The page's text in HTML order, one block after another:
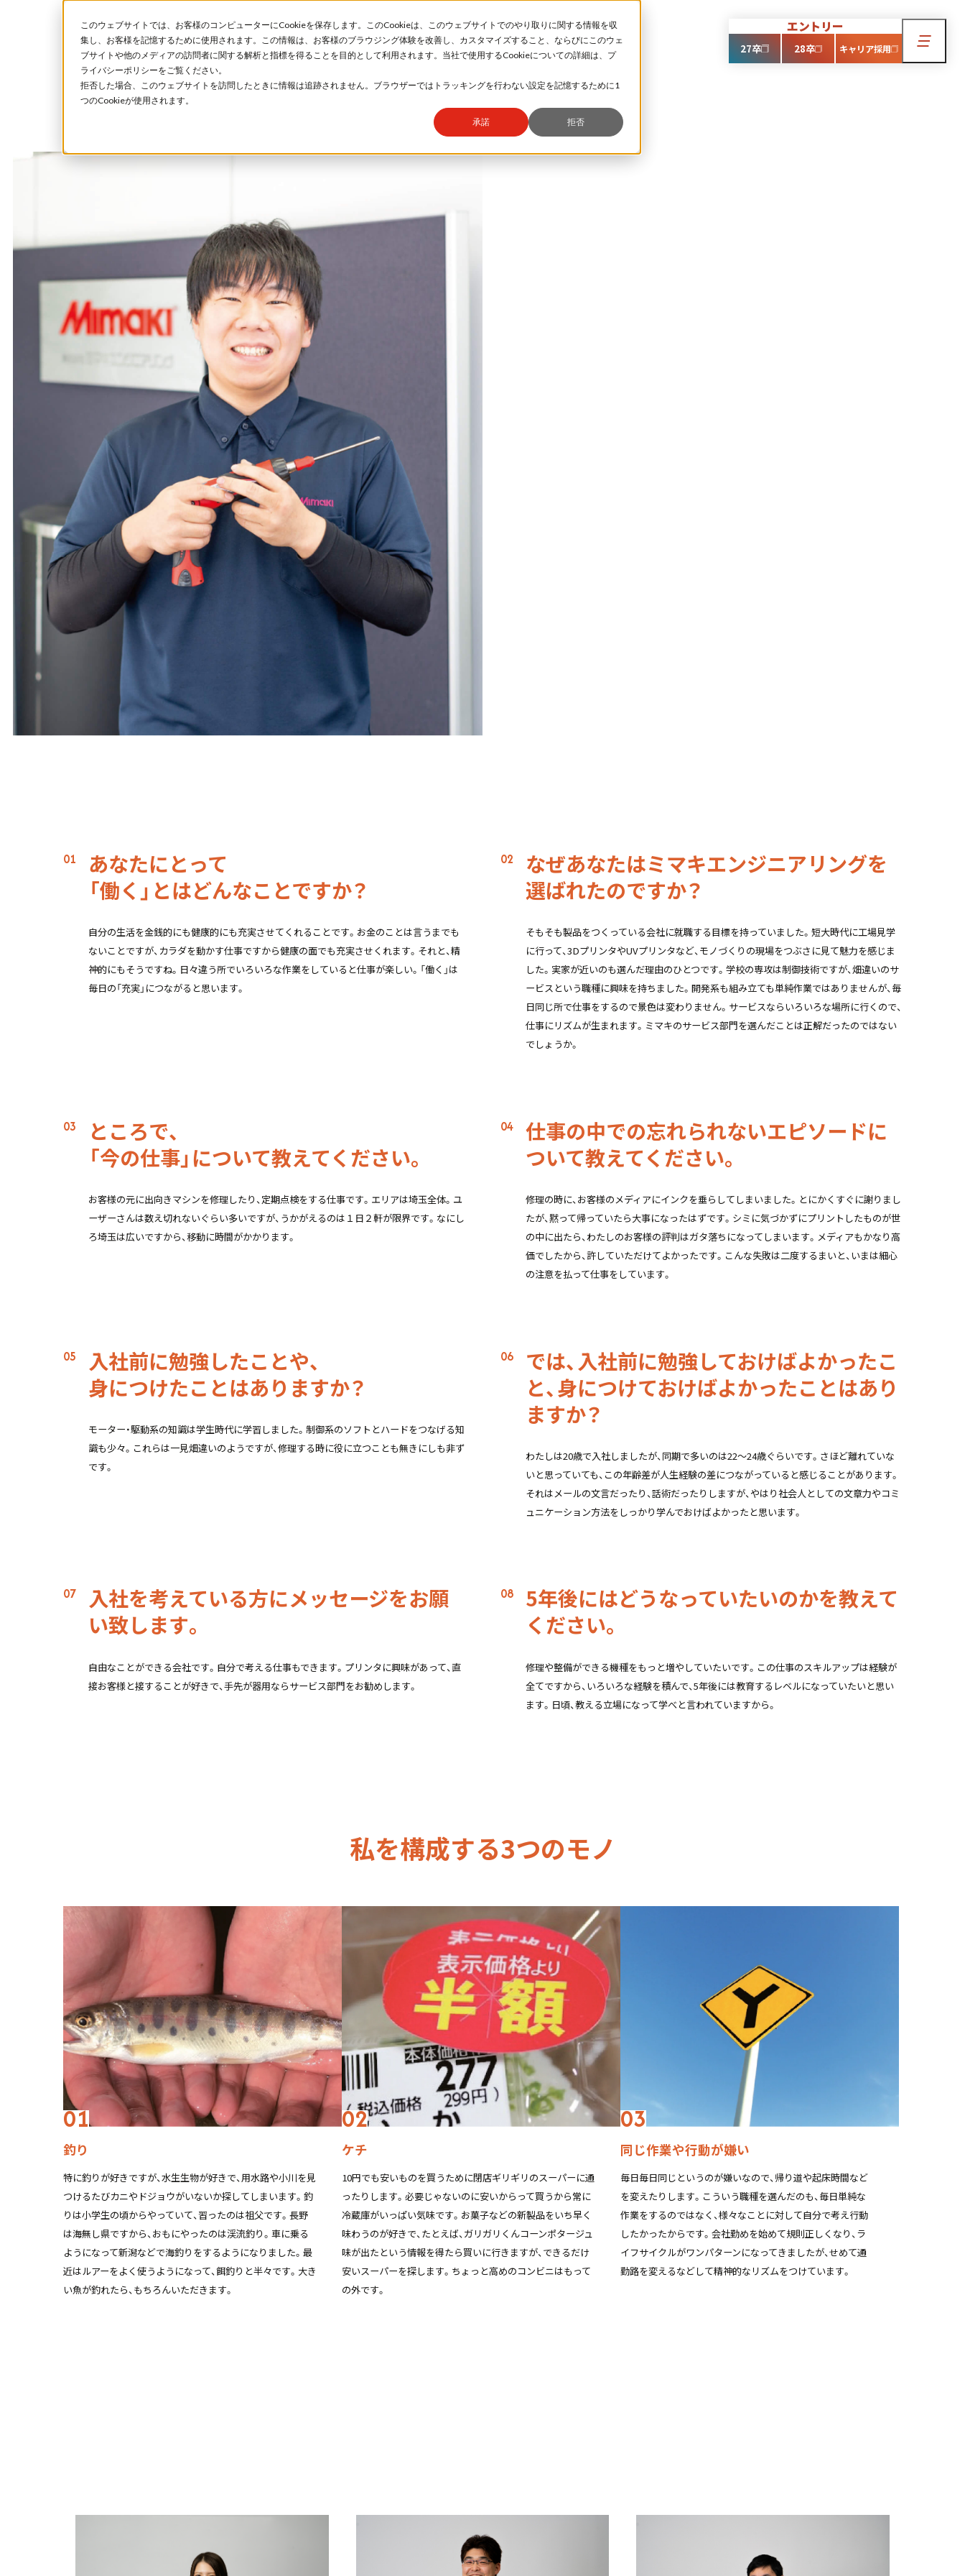
このウェブサイトでは、お客様のコンピューターにCookieを保存します。このCookieは、このウェブサイトでのやり取りに関する情報を収
集し、お客様を記憶するために使用されます。この情報は、お客様のブラウジング体験を改善し、カスタマイズすること、ならびにこのウェ
ブサイトや他のメディアの訪問者に関する解析と指標を得ることを目的として利用されます。当社で使用するCookieについての詳細は、プ
ライバシーポリシーをご覧ください。
拒否した場合、このウェブサイトを訪問したときに情報は追跡されません。ブラウザーではトラッキングを行わない設定を記憶するために1
つのCookieが使用されます。
承諾 拒否
社長メッセージ ミマキとは
ミマキの仕事
世界拠点
働きやすさ
ミマキで働く、長野で暮らす
インタビュー
インターンシップ
エントリー
27卒 28卒 キャリア採用
あなたにとって
「働く」とはどんなことですか？
自分の生活を金銭的にも健康的にも充実させてくれることです。お金のことは言うまでも
ないことですが、カラダを動かす仕事ですから健康の面でも充実させくれます。それと、精
神的にもそうですね。日々違う所でいろいろな作業をしていると仕事が楽しい。「働く」は
毎日の「充実」につながると思います。
なぜあなたはミマキエンジニアリングを
選ばれたのですか？
そもそも製品をつくっている会社に就職する目標を持っていました。短大時代に工場見学
に行って、3DプリンタやUVプリンタなど、モノづくりの現場をつぶさに見て魅力を感じま
した。実家が近いのも選んだ理由のひとつです。学校の専攻は制御技術ですが、畑違いのサ
ービスという職種に興味を持ちました。開発系も組み立ても単純作業ではありませんが、毎
日同じ所で仕事をするので景色は変わりません。サービスならいろいろな場所に行くので、
仕事にリズムが生まれます。ミマキのサービス部門を選んだことは正解だったのではない
でしょうか。
ところで、
「今の仕事」について教えてください。
お客様の元に出向きマシンを修理したり、定期点検をする仕事です。エリアは埼玉全体。ユ
ーザーさんは数え切れないぐらい多いですが、うかがえるのは１日２軒が限界です。なにし
ろ埼玉は広いですから、移動に時間がかかります。
仕事の中での忘れられないエピソードに
ついて教えてください。
修理の時に、お客様のメディアにインクを垂らしてしまいました。とにかくすぐに謝りまし
たが、黙って帰っていたら大事になったはずです。シミに気づかずにプリントしたものが世
の中に出たら、わたしのお客様の評判はガタ落ちになってしまいます。メディアもかなり高
価でしたから、許していただけてよかったです。こんな失敗は二度するまいと、いまは細心
の注意を払って仕事をしています。
入社前に勉強したことや、
身につけたことはありますか？
モーター・駆動系の知識は学生時代に学習しました。制御系のソフトとハードをつなげる知
識も少々。これらは一見畑違いのようですが、修理する時に役に立つことも無きにしも非ず
です。
では、入社前に勉強しておけばよかったこ
と、身につけておけばよかったことはあり
ますか？
わたしは20歳で入社しましたが、同期で多いのは22～24歳ぐらいです。さほど離れていな
いと思っていても、この年齢差が人生経験の差につながっていると感じることがあります。
それはメールの文言だったり、話術だったりしますが、やはり社会人としての文章力やコミ
ュニケーション方法をしっかり学んでおけばよかったと思います。
入社を考えている方にメッセージをお願
い致します。
自由なことができる会社です。自分で考える仕事もできます。プリンタに興味があって、直
接お客様と接することが好きで、手先が器用ならサービス部門をお勧めします。
5年後にはどうなっていたいのかを教えて
ください。
修理や整備ができる機種をもっと増やしていたいです。この仕事のスキルアップは経験が
全てですから、いろいろな経験を積んで、5年後には教育するレベルになっていたいと思い
ます。日頃、教える立場になって学べと言われていますから。
私を構成する3つのモノ
釣り
特に釣りが好きですが、水生生物が好きで、用水路や小川を見
つけるたびカニやドジョウがいないか探してしまいます。釣
りは小学生の頃からやっていて、習ったのは祖父です。長野
は海無し県ですから、おもにやったのは渓流釣り。車に乗る
ようになって新潟などで海釣りをするようになりました。最
近はルアーをよく使うようになって、餌釣りと半々です。大き
い魚が釣れたら、もちろんいただきます。
ケチ
10円でも安いものを買うために閉店ギリギリのスーパーに通
ったりします。必要じゃないのに安いからって買うから常に
冷蔵庫がいっぱい気味です。お菓子などの新製品をいち早く
味わうのが好きで、たとえば、ガリガリくんコーンポタージュ
味が出たという情報を得たら買いに行きますが、できるだけ
安いスーパーを探します。ちょっと高めのコンビニはもって
の外です。
同じ作業や行動が嫌い
毎日毎日同じというのが嫌いなので、帰り道や起床時間など
を変えたりします。こういう職種を選んだのも、毎日単純な
作業をするのではなく、様々なことに対して自分で考え行動
したかったからです。会社勤めを始めて規則正しくなり、ラ
イフサイクルがワンパターンになってきましたが、せめて通
勤路を変えるなどして精神的なリズムをつけています。